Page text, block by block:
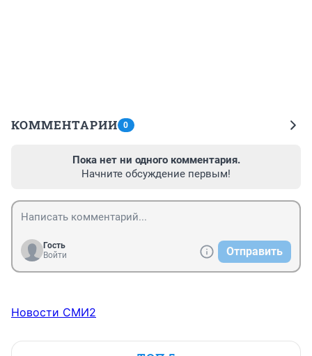
КОММЕНТАРИИ 0
Пока нет ни одного комментария.
Начните обсуждение первым!
Гость
Войти
Отправить
Новости СМИ2